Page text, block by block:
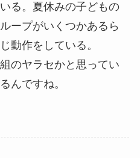
る。夏休みの子どもの
ープがいくつかあるら
動作をしている。
のヤラセかと思ってい
んですね。